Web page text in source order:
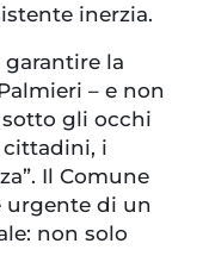
inerzia.
garantire la
– e non
gli occhi
i
Il Comune
urgente di un
non solo